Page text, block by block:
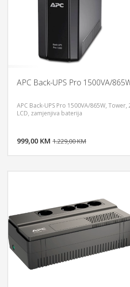
APC Back-UPS Pro 1500VA/
APC Back-UPS Pro 1500VA/865W, Tower,
LCD, zamjenjiva baterija
999,00 KM 1.229,00 KM